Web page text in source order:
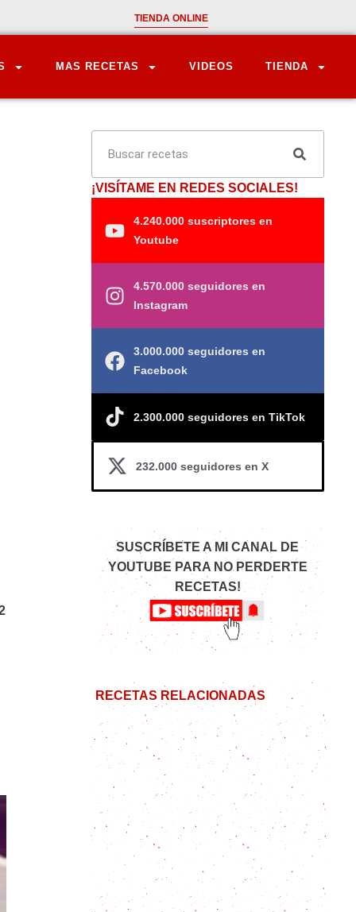
TIENDA ONLINE
MAS RECETAS VIDEOS TIENDA
¡VISÍTAME EN REDES SOCIALES!
4.240.000 suscriptores en
Youtube
4.570.000 seguidores en
Instagram
3.000.000 seguidores en
Facebook
2.300.000 seguidores en TikTok
232.000 seguidores en X
SUSCRÍBETE A MI CANAL DE
YOUTUBE PARA NO PERDERTE
RECETAS!
RECETAS RELACIONADAS
Açaí Bowl: Un desayuno tropical en
pocos pasos
¡Hora de dulce! Mi versión especial
de la Crema Catalana
Receta de Eclair: Tips preparar el
clásico francés en casa